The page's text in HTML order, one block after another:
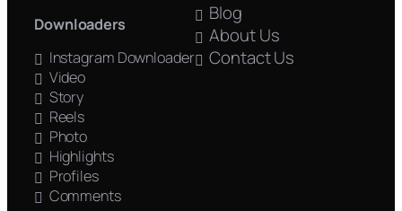
Downloaders
Instagram Downloader
Video
Story
Reels
Photo
Highlights
Profiles
Comments
Blog
About Us
Contact Us